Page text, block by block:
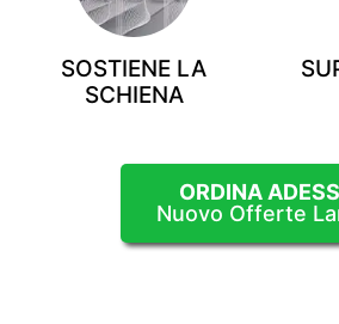
SOSTIENE LA
SCHIENA
ORDINA
Nuovo Offerte